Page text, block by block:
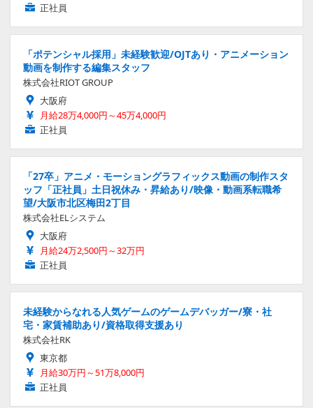
正社員
「ポテンシャル採用」未経験歓迎/OJTあり・アニメーション
動画を制作する編集スタッフ
株式会社RIOT GROUP
大阪府
月給28万4,000円～45万4,000円
正社員
「27卒」アニメ・モーショングラフィックス動画の制作スタ
ッフ「正社員」土日祝休み・昇給あり/映像・動画系転職希
望/大阪市北区梅田2丁目
株式会社ELシステム
大阪府
月給24万2,500円～32万円
正社員
未経験からなれる人気ゲームのゲームデバッガー/寮・社
宅・家賃補助あり/資格取得支援あり
株式会社RK
東京都
月給30万円～51万8,000円
正社員